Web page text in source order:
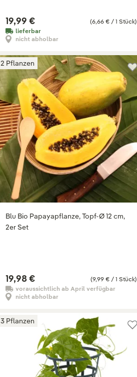
(6,66 € / 1 Stück)
19,99 €
lieferbar
nicht abholbar
2 Pflanzen
Blu Bio Papayapflanze, Topf-Ø 12 cm,
2er Set
(9,99 € / 1 Stück)
19,98 €
voraussichtlich ab April verfügbar
nicht abholbar
3 Pflanzen